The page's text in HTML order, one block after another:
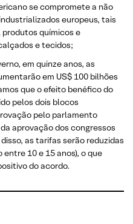
se compromete a não
europeus, tais
químicos e
e tecidos;
em quinze anos, as
em US$ 100 bilhões
que o efeito benéfico do
pelos dois blocos
pelo parlamento
aprovação dos congressos
as tarifas serão reduzidas
10 e 15 anos), o que
do acordo.